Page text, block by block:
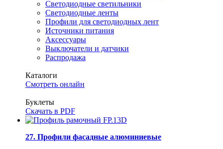
Светодиодные светильники
Светодиодные ленты
Профили для светодиодных лент
Источники питания
Аксессуары
Выключатели и датчики
Распродажа
Каталоги
Смотреть онлайн
Буклеты
Скачать в PDF
27. Профили фасадные алюминиевые